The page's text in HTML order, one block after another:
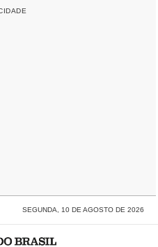
SEGUNDA, 10 DE AGOSTO DE 2026